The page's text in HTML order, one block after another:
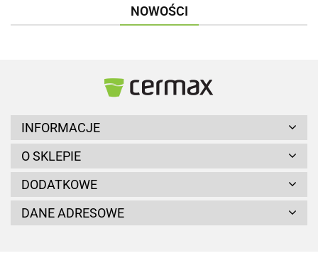
NOWOŚCI
INFORMACJE
O SKLEPIE
DODATKOWE
DANE ADRESOWE